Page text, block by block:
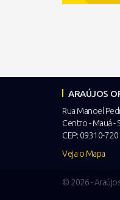
ARAÚJOS
Rua Manoel
Centro - Mauá -
CEP: 09310-720
Veja o Mapa
© 2026 -